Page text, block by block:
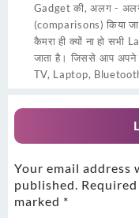
Gadget की, अलग -
(comparisons) किया
कैमरा ही क्यों ना हो
जाता है। जिससे आप अपने
TV, Laptop,
Your email address
published.
marked *